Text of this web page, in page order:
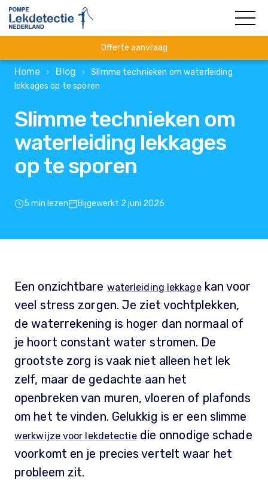
Offerte aanvraag
Home › Blog › Slimme technieken om waterleiding
lekkages op te sporen
Slimme technieken om
waterleiding lekkages
op te sporen
5 min lezen Bijgewerkt 2 juni 2026
Een onzichtbare waterleiding lekkagekan voor
veel stress zorgen. Je ziet vochtplekken,
de waterrekening is hoger dan normaal of
je hoort constant water stromen. De
grootste zorg is vaak niet alleen het lek
zelf, maar de gedachte aan het
openbreken van muren, vloeren of plafonds
om het te vinden. Gelukkig is er een slimme
werkwijze voor lekdetectiedie onnodige schade
voorkomt en je precies vertelt waar het
probleem zit.